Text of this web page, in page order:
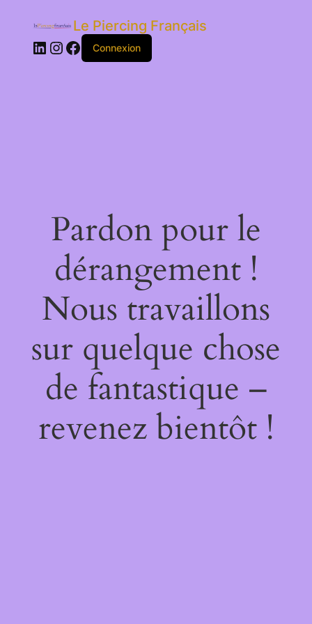
Le Piercing Français
LinkedIn
Instagram
Facebook
Connexion
Pardon pour le
dérangement !
Nous travaillons
sur quelque chose
de fantastique –
revenez bientôt !